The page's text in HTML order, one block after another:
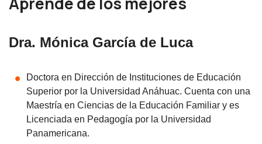
Dra. Mónica García de Luca
Doctora en Dirección de Instituciones de Educación
Superior por la Universidad Anáhuac. Cuenta con una
Maestría en Ciencias de la Educación Familiar y es
Licenciada en Pedagogía por la Universidad
Panamericana.